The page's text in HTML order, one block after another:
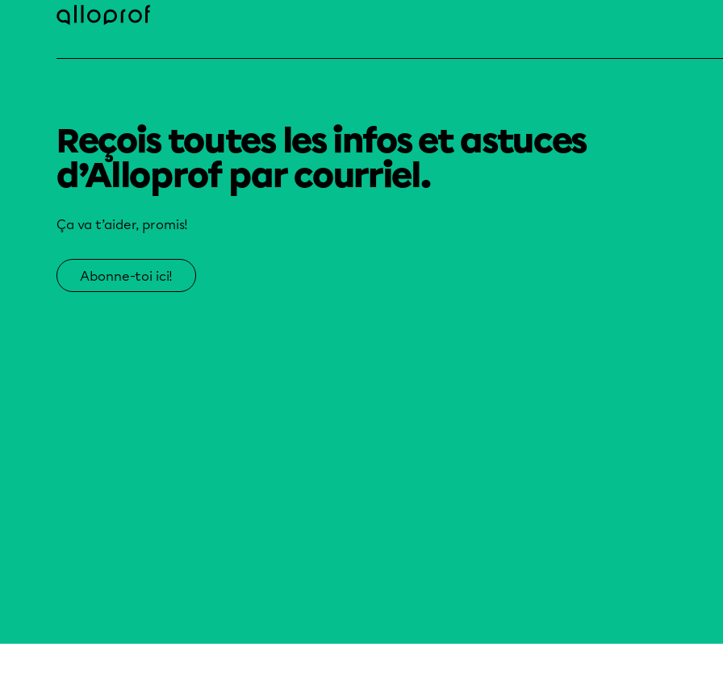
Reçois toutes les infos et astuces
d’Alloprof par courriel.
Ça va t’aider, promis!
Abonne-toi ici!